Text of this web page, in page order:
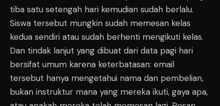
tiba satu setengah hari kemudian sudah berlalu.
Siswa tersebut mungkin sudah memesan kelas
kedua sendiri atau sudah berhenti mengikuti kelas.
Dan tindak lanjut yang dibuat dari data pagi hari
bersifat umum karena keterbatasan: email
tersebut hanya mengetahui nama dan pembelian,
bukan instruktur mana yang mereka ikuti, gaya apa,